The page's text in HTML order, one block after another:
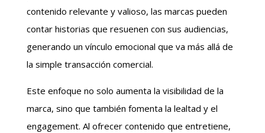
contenido relevante y valioso, las marcas pueden
contar historias que resuenen con sus audiencias,
generando un vínculo emocional que va más allá de
la simple transacción comercial.
Este enfoque no solo aumenta la visibilidad de la
marca, sino que también fomenta la lealtad y el
engagement. Al ofrecer contenido que entretiene,